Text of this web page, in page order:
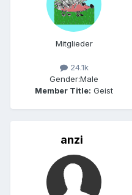
Mitglieder
24.1k
Gender:Male
Member Title: Geist
anzi